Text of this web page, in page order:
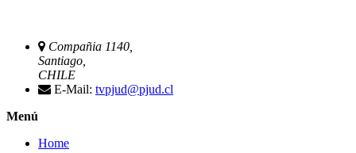
Compañia 1140,
Santiago,
CHILE
E-Mail: tvpjud@pjud.cl
Menú
Home